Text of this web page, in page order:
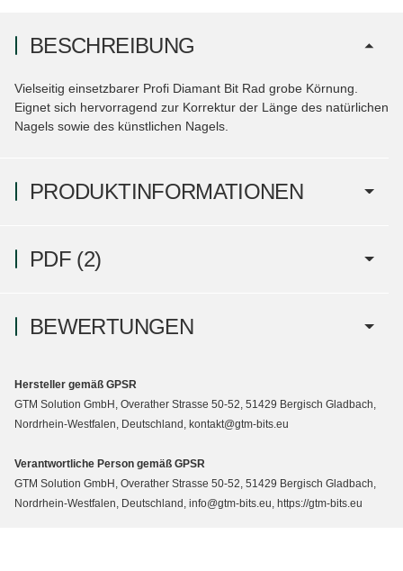
PRODUKTINFORMATIONEN
BESCHREIBUNG
Vielseitig einsetzbarer Profi Diamant Bit Rad grobe Körnung.
Eignet sich hervorragend zur Korrektur der Länge des natürlichen
Nagels sowie des künstlichen Nagels.
PDF (2)
BEWERTUNGEN
Hersteller gemäß GPSR
GTM Solution GmbH, Overather Strasse 50-52, 51429 Bergisch Gladbach,
Nordrhein-Westfalen, Deutschland, kontakt@gtm-bits.eu
Verantwortliche Person gemäß GPSR
GTM Solution GmbH, Overather Strasse 50-52, 51429 Bergisch Gladbach,
Nordrhein-Westfalen, Deutschland, info@gtm-bits.eu, https://gtm-bits.eu